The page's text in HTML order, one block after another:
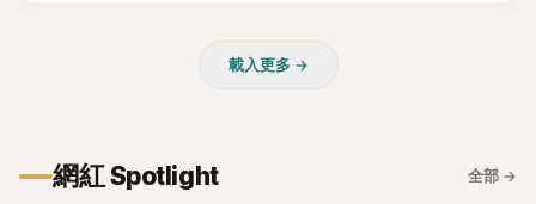
載入更多 →
網紅 Spotlight 全部 →